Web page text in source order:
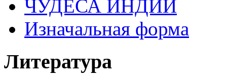
ЧУДЕСА ИНДИИ
Изначальная форма
Литература